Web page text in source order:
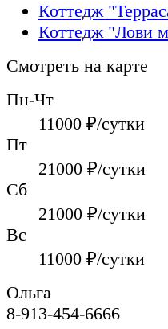
Коттедж
Коттедж "Лови
Смотреть на карте
Пн-Чт
11000 ₽/сутки
Пт
21000 ₽/сутки
Сб
21000 ₽/сутки
Вс
11000 ₽/сутки
Ольга
8-913-454-6666